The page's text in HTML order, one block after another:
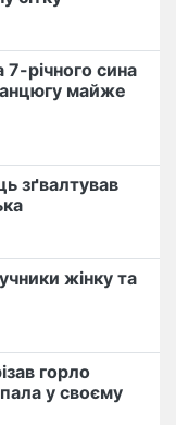
річного сина
майже
️зґвалтував
жінку та
горло
у своєму